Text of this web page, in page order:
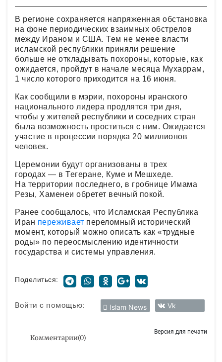
В регионе сохраняется напряженная обстановка
на фоне периодических взаимных обстрелов
между Ираном и США. Тем не менее власти
исламской республики приняли решение
больше не откладывать похороны, которые, как
ожидается, пройдут в начале месяца Мухаррам,
1 число которого приходится на 16 июня.
Как сообщили в мэрии, похороны иранского
национального лидера продлятся три дня,
чтобы у жителей республики и соседних стран
была возможность проститься с ним. Ожидается
участие в процессии порядка 20 миллионов
человек.
Церемонии будут организованы в трех
городах — в Тегеране, Куме и Мешхеде.
На территории последнего, в гробнице Имама
Резы, Хаменеи обретет вечный покой.
Ранее сообщалось, что Исламская Республика
Иран переживает переломный исторический
момент, который можно описать как «трудные
роды» по переосмыслению идентичности
государства и системы управления.
Поделиться:
Войти с помощью: Islam News Vk
Комментарии(0)
Версия для печати